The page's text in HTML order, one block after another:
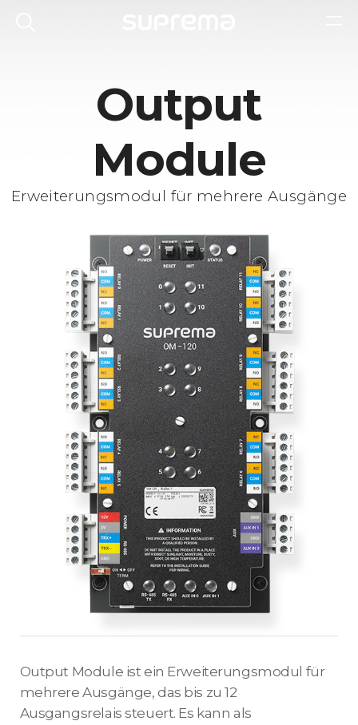
Output
Module
Erweiterungsmodul für mehrere Ausgänge
Output Module ist ein Erweiterungsmodul für
mehrere Ausgänge, das bis zu 12
Ausgangsrelais steuert. Es kann als